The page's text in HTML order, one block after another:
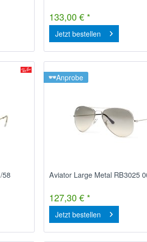
133,00 € *
Jetzt bestellen
58
Anprobe
Aviator Large Metal RB3025
127,30 € *
Jetzt bestellen